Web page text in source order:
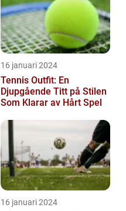
16 januari 2024
Tennis Outfit: En
Djupgående Titt på Stilen
Som Klarar av Hårt Spel
16 januari 2024